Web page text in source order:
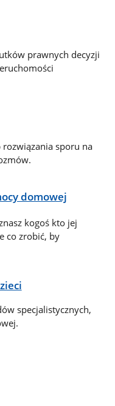
prawnych decyzji
sporu na
domowej
kogoś kto jej
co zrobić, by
specjalistycznych,